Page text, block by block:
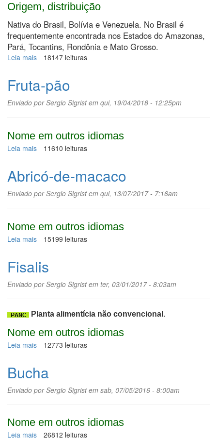
Origem, distribuição
Nativa do Brasil, Bolívia e Venezuela. No Brasil é
frequentemente encontrada nos Estados do Amazonas,
Pará, Tocantins, Rondônia e Mato Grosso.
Leia mais sobre
18147 leituras
Fruta-pão
Enviado porSergio Sigristem qui, 19/04/2018 - 12:25pm
Nome em outros idiomas
Leia mais sobre
11610 leituras
Abricó-de-macaco
Enviado porSergio Sigristem qui, 13/07/2017 - 7:16am
Nome em outros idiomas
Leia mais sobre
macaco
15199 leituras
Fisalis
Enviado porSergio Sigristem ter, 03/01/2017 - 8:03am
Planta alimentícia não convencional.
Nome em outros idiomas
Leia mais sobre
12773 leituras
Bucha
Enviado porSergio Sigristem sab, 07/05/2016 - 8:00am
Nome em outros idiomas
Leia mais sobre
26812 leituras